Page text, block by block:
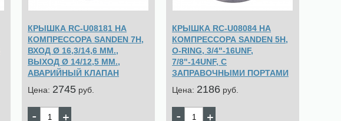
КРЫШКА RC-U08181 НА
КОМПРЕССОРА SANDEN 7H,
ВХОД Ø 16,3/14,6 ММ.,
ВЫХОД Ø 14/12,5 ММ.,
АВАРИЙНЫЙ КЛАПАН
Цена: 2745 pуб.
КРЫШКА RC-U08084 НА
КОМПРЕССОРА SANDEN 5Н,
O-RING, 3/4"-16UNF,
7/8"-14UNF, С
ЗАПРАВОЧНЫМИ ПОРТАМИ
Цена: 2186 pуб.